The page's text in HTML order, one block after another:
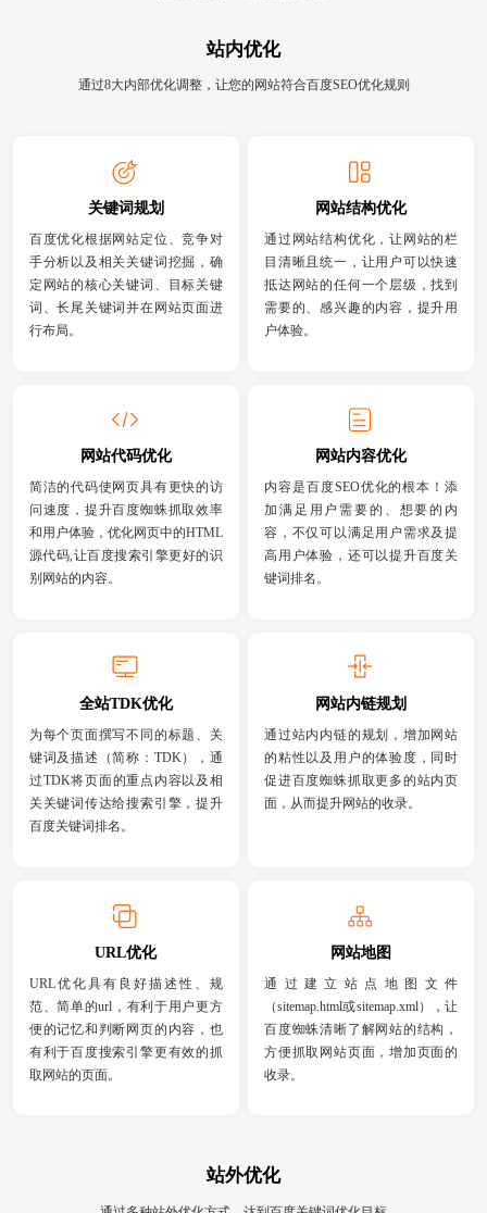
站内优化
通过8大内部优化调整，让您的网站符合百度SEO优化规则
关键词规划
百度优化根据网站定位、竞争对
手分析以及相关关键词挖掘，确
定网站的核心关键词、目标关键
词、长尾关键词并在网站页面进
行布局。
网站结构优化
通过网站结构优化，让网站的栏
目清晰且统一，让用户可以快速
抵达网站的任何一个层级，找到
需要的、感兴趣的内容，提升用
户体验。
网站代码优化
简洁的代码使网页具有更快的访
问速度，提升百度蜘蛛抓取效率
和用户体验，优化网页中的HTML
源代码,让百度搜索引擎更好的识
别网站的内容。
网站内容优化
内容是百度SEO优化的根本！添
加满足用户需要的、想要的内
容，不仅可以满足用户需求及提
高用户体验，还可以提升百度关
键词排名。
全站TDK优化
为每个页面撰写不同的标题、关
键词及描述（简称：TDK），通
过TDK将页面的重点内容以及相
关关键词传达给搜索引擎，提升
百度关键词排名。
网站内链规划
通过站内内链的规划，增加网站
的粘性以及用户的体验度，同时
促进百度蜘蛛抓取更多的站内页
面，从而提升网站的收录。
URL优化
URL优化具有良好描述性、规
范、简单的url，有利于用户更方
便的记忆和判断网页的内容，也
有利于百度搜索引擎更有效的抓
取网站的页面。
网站地图
通过建立站点地图文件
（sitemap.html或sitemap.xml），让
百度蜘蛛清晰了解网站的结构，
方便抓取网站页面，增加页面的
收录。
站外优化